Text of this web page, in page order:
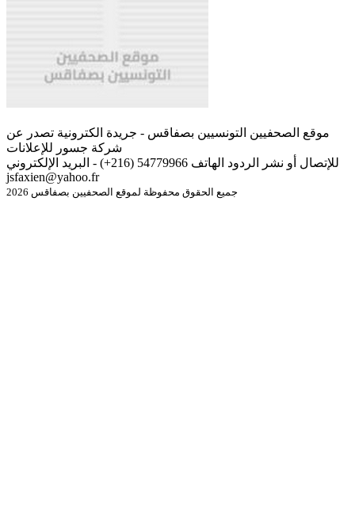
موقع الصحفيين التونسيين بصفاقس - جريدة الكترونية تصدر عن
شركة جسور للإعلانات
للإتصال أو نشر الردود الهاتف 54779966 (216+) - البريد الإلكتروني
jsfaxien@yahoo.fr
جميع الحقوق محفوظة لموقع الصحفيين بصفاقس 2026